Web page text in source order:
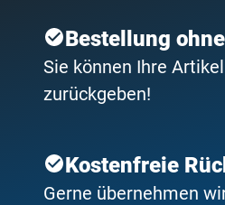
Bestellung
Sie können Ihre
zurückgeben!
Kostenfreie
Gerne übernehmen